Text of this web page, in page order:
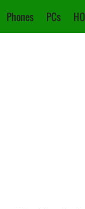
Phones PCs